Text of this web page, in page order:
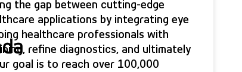
the gap between cutting-edge
applications by integrating eye
healthcare professionals with
refine diagnostics, and ultimately
goal is to reach over 100,000